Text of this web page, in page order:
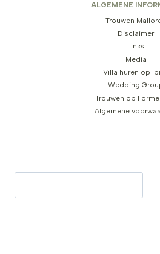
ALGEMENE
Trouwen
Disclaimer
Links
Media
Villa huren op
Wedding
Trouwen op
Algemene